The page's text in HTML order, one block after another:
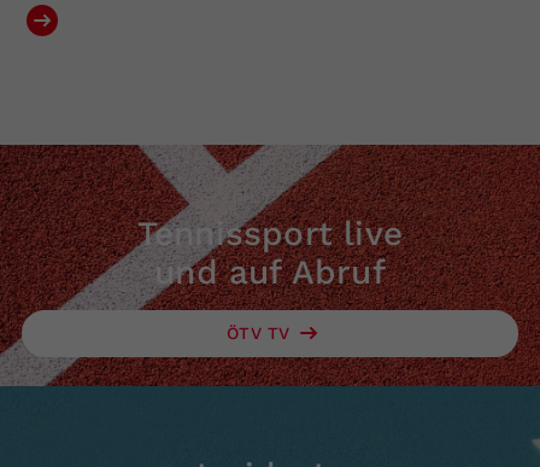
Tennissport live
und auf Abruf
ÖTV TV